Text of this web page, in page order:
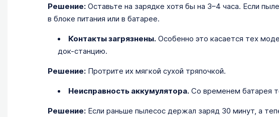
Решение:Оставьте на зарядке хотя бы на 3–4 часа. Если
в блоке питания или в батарее.
Контакты загрязнены.Особенно это касается тех
док-станцию.
Решение:Протрите их мягкой сухой тряпочкой.
Неисправность аккумулятора.Со временем батарея
Решение:Если раньше пылесос держал заряд 30 минут, а